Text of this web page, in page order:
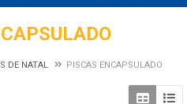
DE NATAL PISCAS ENCAPSULADO